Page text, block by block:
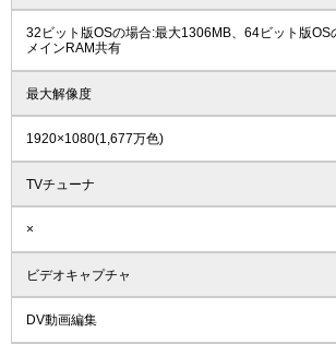
32ビット版OSの場合:最大1306MB、64ビット版OS
メインRAM共有
最大解像度
1920×1080(1,677万色)
TVチューナ
×
ビデオキャプチャ
DV動画編集